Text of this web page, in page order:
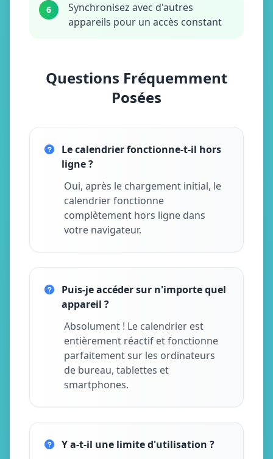
6
Synchronisez avec d'autres
appareils pour un accès constant
Questions Fréquemment
Posées
Le calendrier fonctionne-t-il hors
ligne ?
Oui, après le chargement initial, le
calendrier fonctionne
complètement hors ligne dans
votre navigateur.
Puis-je accéder sur n'importe quel
appareil ?
Absolument ! Le calendrier est
entièrement réactif et fonctionne
parfaitement sur les ordinateurs
de bureau, tablettes et
smartphones.
Y a-t-il une limite d'utilisation ?